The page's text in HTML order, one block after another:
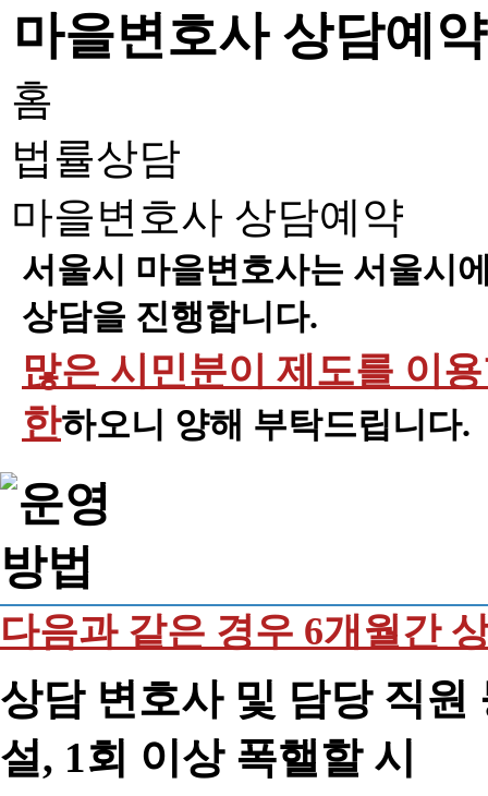
마을변호사 상담예약
홈
법률상담
마을변호사 상담예약
서울시 마을변호사는 서울시
상담을 진행합니다.
많은 시민분이 제도를 이
한하오니 양해 부탁드립니다.
다음과 같은 경우 6개월간
상담 변호사 및 담당 직원
설, 1회 이상 폭핼할 시